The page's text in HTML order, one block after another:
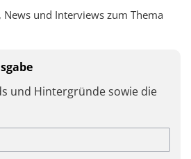
News und Interviews zum Thema
und Hintergründe sowie die